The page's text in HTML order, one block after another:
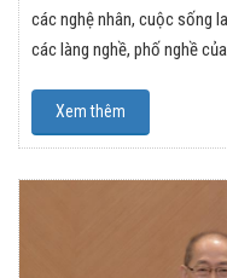
các nghệ nhân, cuộc sống
các làng nghề, phố nghề
Xem thêm